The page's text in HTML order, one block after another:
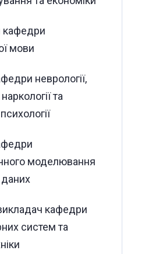
кафедри
мови
неврології,
наркології та
моделювання
даних
кафедри
систем та